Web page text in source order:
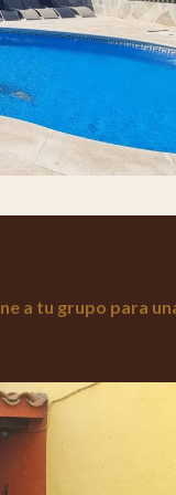
a tu grupo para